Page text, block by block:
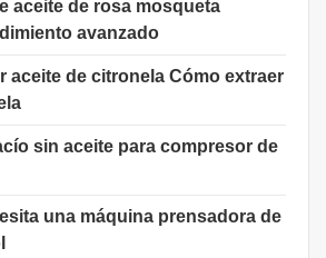
aceite de rosa mosqueta
avanzado
aceite de citronela Cómo extraer
sin aceite para compresor de
una máquina prensadora de